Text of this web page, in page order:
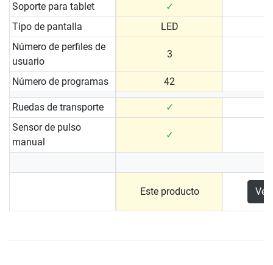
Soporte para tablet
✓
Tipo de pantalla
LED
Número de perfiles de
usuario
3
Número de programas 42
Ruedas de transporte ✓
Sensor de pulso
manual
✓
Este producto Ver